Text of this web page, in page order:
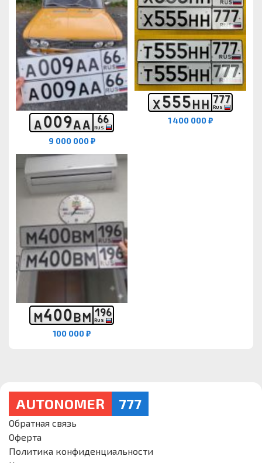
А009АА 66
RUS
9 000 000 ₽
Х555НН 777
RUS
1 400 000 ₽
М400ВМ 196
RUS
100 000 ₽
AUTONOMER 777
Обратная связь
Оферта
Политика конфиденциальности